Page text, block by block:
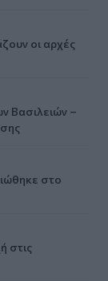
οι αρχές
Βασιλειών –
στο
στις